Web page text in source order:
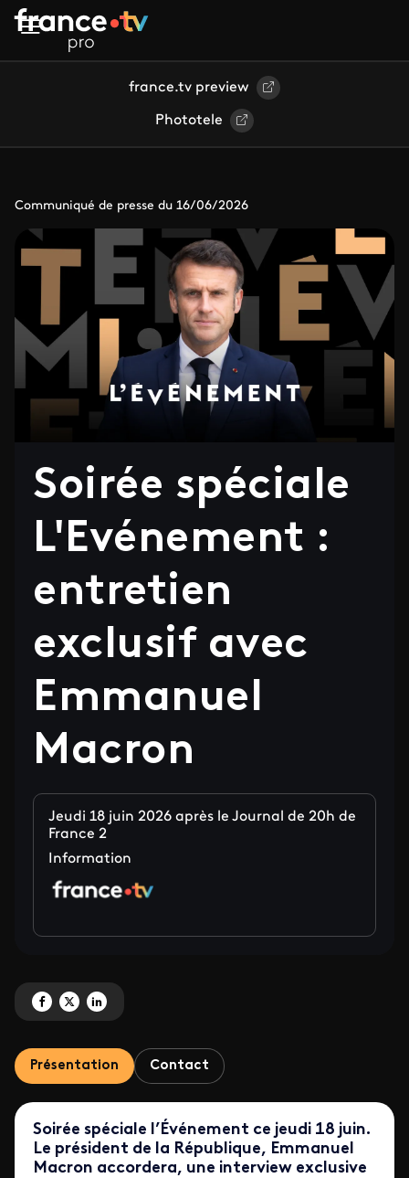
Aller au contenu principal
france.tv preview
Phototele
Communiqué de presse du 16/06/2026
Soirée spéciale
L'Evénement :
entretien
exclusif avec
Emmanuel
Macron
Jeudi 18 juin 2026 après le Journal de 20h de
France 2
Information
Partagez 'Soirée spéciale L'Evénement : entretien exclusif avec Emmanuel
Partagez 'Soirée spéciale L'Evénement : entretien exclusif avec
Partagez 'Soirée spéciale L'Evénement : entretien exclusif avec
Présentation Contact
Soirée spéciale l’Événement ce jeudi 18 juin.
Le président de la République, Emmanuel
Macron accordera, une interview exclusive